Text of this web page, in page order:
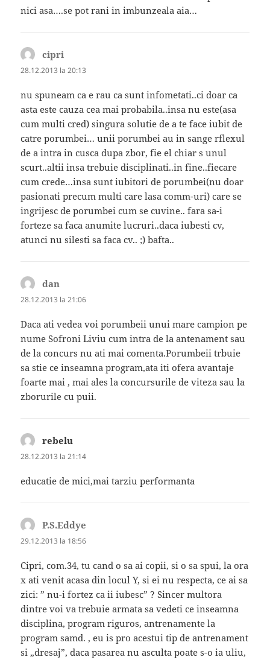
nici asa….se pot rani in imbunzeala aia…
cipri
28.12.2013 la 20:13
nu spuneam ca e rau ca sunt infometati..ci doar ca
asta este cauza cea mai probabila..insa nu este(asa
cum multi cred) singura solutie de a te face iubit de
catre porumbei… unii porumbei au in sange rflexul
de a intra in cusca dupa zbor, fie el chiar s unul
scurt..altii insa trebuie disciplinati..in fine..fiecare
cum crede…insa sunt iubitori de porumbei(nu doar
pasionati precum multi care lasa comm-uri) care se
ingrijesc de porumbei cum se cuvine.. fara sa-i
forteze sa faca anumite lucruri..daca iubesti cv,
atunci nu silesti sa faca cv.. ;) bafta..
dan
28.12.2013 la 21:06
Daca ati vedea voi porumbeii unui mare campion pe
nume Sofroni Liviu cum intra de la antenament sau
de la concurs nu ati mai comenta.Porumbeii trbuie
sa stie ce inseamna program,ata iti ofera avantaje
foarte mai , mai ales la concursurile de viteza sau la
zborurile cu puii.
rebelu
28.12.2013 la 21:14
educatie de mici,mai tarziu performanta
P.S.Eddye
29.12.2013 la 18:56
Cipri, com.34, tu cand o sa ai copii, si o sa spui, la ora
x ati venit acasa din locul Y, si ei nu respecta, ce ai sa
zici: ” nu-i fortez ca ii iubesc” ? Sincer multora
dintre voi va trebuie armata sa vedeti ce inseamna
disciplina, program riguros, antrenamente la
program samd. , eu is pro acestui tip de antrenament
si „dresaj”, daca pasarea nu asculta poate s-o ia uliu,